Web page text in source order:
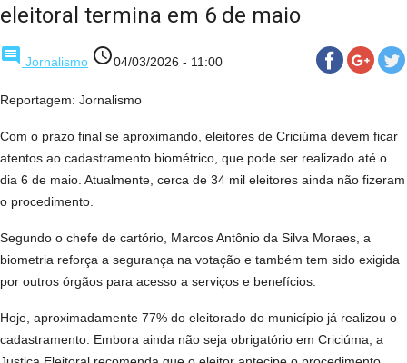
eleitoral termina em 6 de maio
comment Jornalismo access_time04/03/2026 - 11:00
Reportagem: Jornalismo
Com o prazo final se aproximando, eleitores de Criciúma devem ficar
atentos ao cadastramento biométrico, que pode ser realizado até o
dia 6 de maio. Atualmente, cerca de 34 mil eleitores ainda não fizeram
o procedimento.
Segundo o chefe de cartório, Marcos Antônio da Silva Moraes, a
biometria reforça a segurança na votação e também tem sido exigida
por outros órgãos para acesso a serviços e benefícios.
Hoje, aproximadamente 77% do eleitorado do município já realizou o
cadastramento. Embora ainda não seja obrigatório em Criciúma, a